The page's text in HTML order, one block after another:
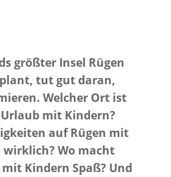
größter Insel Rügen
tut gut daran,
Welcher Ort ist
mit Kindern?
auf Rügen mit
Wo macht
Kindern Spaß? Und